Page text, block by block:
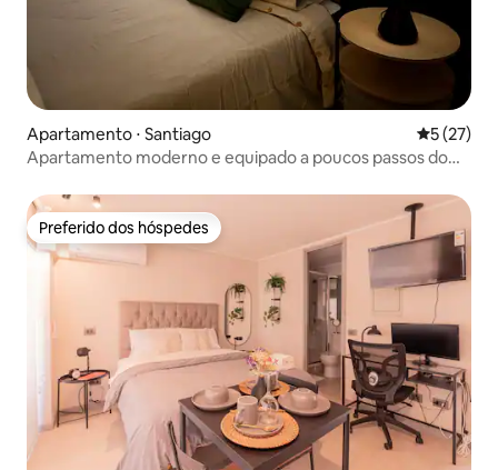
Apartamento ⋅ Santiago 5 de uma
5 (27)
Apartamento moderno e equipado a poucos passos do
Preferido dos hóspedes
Preferido dos hóspedes